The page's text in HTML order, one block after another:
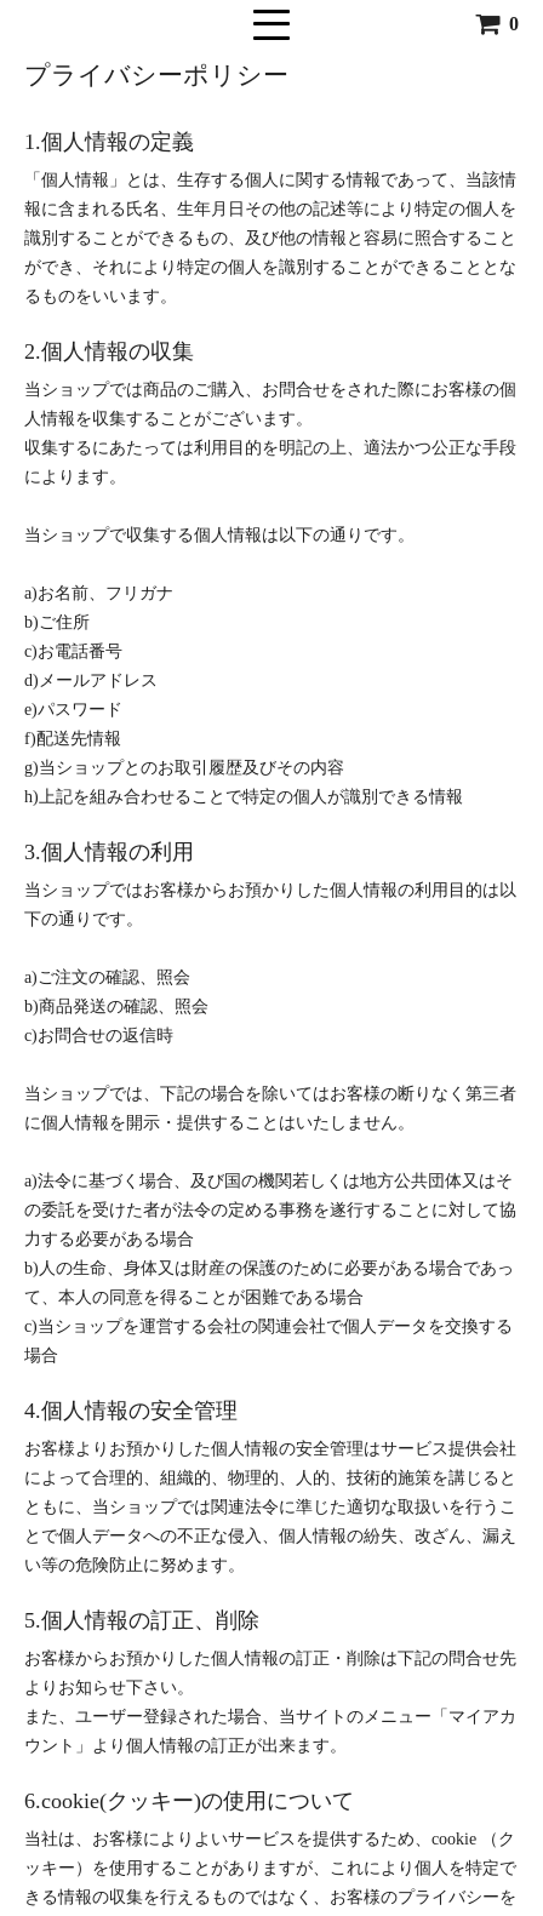
0
プライバシーポリシー
1.個人情報の定義
「個人情報」とは、生存する個人に関する情報であって、当該情
報に含まれる氏名、生年月日その他の記述等により特定の個人を
識別することができるもの、及び他の情報と容易に照合すること
ができ、それにより特定の個人を識別することができることとな
るものをいいます。
2.個人情報の収集
当ショップでは商品のご購入、お問合せをされた際にお客様の個
人情報を収集することがございます。
収集するにあたっては利用目的を明記の上、適法かつ公正な手段
によります。
当ショップで収集する個人情報は以下の通りです。
a)お名前、フリガナ
b)ご住所
c)お電話番号
d)メールアドレス
e)パスワード
f)配送先情報
g)当ショップとのお取引履歴及びその内容
h)上記を組み合わせることで特定の個人が識別できる情報
3.個人情報の利用
当ショップではお客様からお預かりした個人情報の利用目的は以
下の通りです。
a)ご注文の確認、照会
b)商品発送の確認、照会
c)お問合せの返信時
当ショップでは、下記の場合を除いてはお客様の断りなく第三者
に個人情報を開示・提供することはいたしません。
a)法令に基づく場合、及び国の機関若しくは地方公共団体又はそ
の委託を受けた者が法令の定める事務を遂行することに対して協
力する必要がある場合
b)人の生命、身体又は財産の保護のために必要がある場合であっ
て、本人の同意を得ることが困難である場合
c)当ショップを運営する会社の関連会社で個人データを交換する
場合
4.個人情報の安全管理
お客様よりお預かりした個人情報の安全管理はサービス提供会社
によって合理的、組織的、物理的、人的、技術的施策を講じると
ともに、当ショップでは関連法令に準じた適切な取扱いを行うこ
とで個人データへの不正な侵入、個人情報の紛失、改ざん、漏え
い等の危険防止に努めます。
5.個人情報の訂正、削除
お客様からお預かりした個人情報の訂正・削除は下記の問合せ先
よりお知らせ下さい。
また、ユーザー登録された場合、当サイトのメニュー「マイアカ
ウント」より個人情報の訂正が出来ます。
6.cookie(クッキー)の使用について
当社は、お客様によりよいサービスを提供するため、cookie （ク
ッキー）を使用することがありますが、これにより個人を特定で
きる情報の収集を行えるものではなく、お客様のプライバシーを